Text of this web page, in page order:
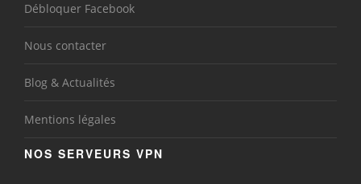
Débloquer Facebook
Nous contacter
Blog & Actualités
Mentions légales
NOS SERVEURS VPN